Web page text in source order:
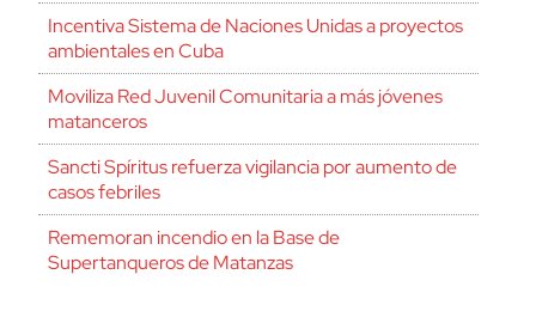
Incentiva Sistema de Naciones Unidas a proyectos
ambientales en Cuba
Moviliza Red Juvenil Comunitaria a más jóvenes
matanceros
Sancti Spíritus refuerza vigilancia por aumento de
casos febriles
Rememoran incendio en la Base de
Supertanqueros de Matanzas